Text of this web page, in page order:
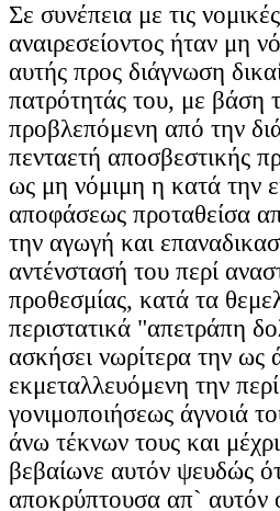
Σε συνέπεια με τις
αναιρεσείοντος ήταν μη
αυτής προς διάγνωση
πατρότητάς του, με βάση
προβλεπόμενη από την
πενταετή αποσβεστικής
ως μη νόμιμη η κατά την
αποφάσεως προταθείσα
την αγωγή και
αντένστασή του περί
προθεσμίας, κατά τα
περιστατικά "απετράπη
ασκήσει νωρίτερα την ως
εκμεταλλευόμενη την
γονιμοποιήσεως άγνοιά
άνω τέκνων τους και
βεβαίωνε αυτόν ψευδώς
αποκρύπτουσα απ` αυτόν